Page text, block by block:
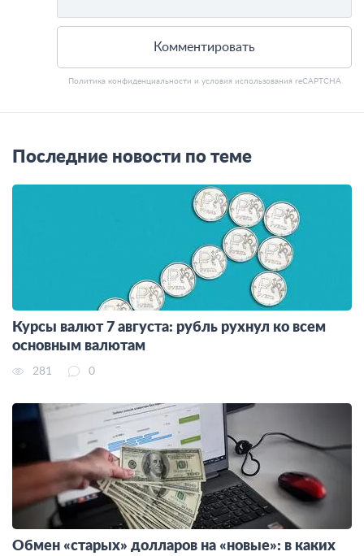
Комментировать
Политика конфиденциальности и условия использования reCAPTCHA
Последние новости по теме
Курсы валют 7 августа: рубль рухнул ко всем
основным валютам
281 0
Обмен «старых» долларов на «новые»: в каких